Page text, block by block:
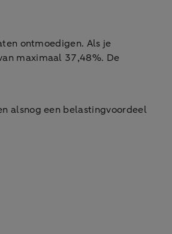
ontmoedigen. Als je
maximaal 37,48%. De
alsnog een belastingvoordeel